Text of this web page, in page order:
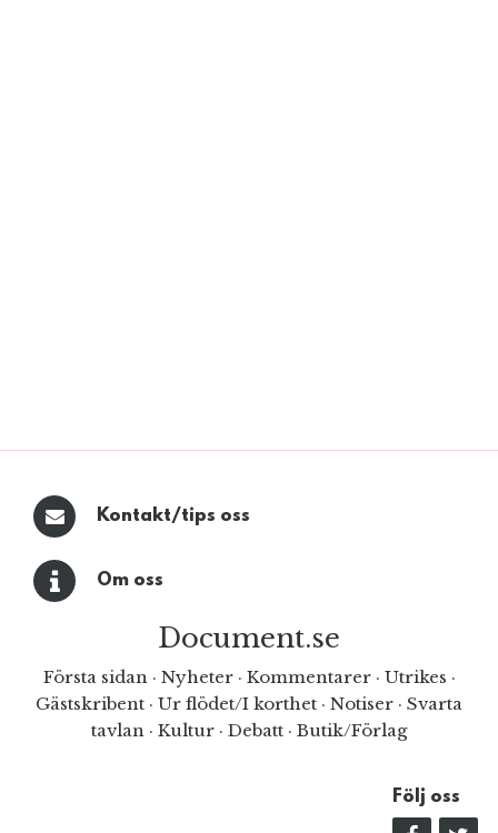
Kontakt/tips oss
Om oss
Document.se
Första sidan· Nyheter· Kommentarer· Utrikes ·
Gästskribent · Ur flödet/I korthet · Notiser · Svarta
tavlan · Kultur · Debatt · Butik/Förlag
Följ oss